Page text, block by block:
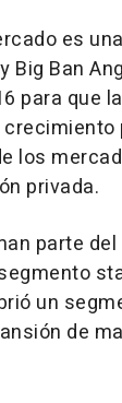
es
Big Ban
para que
los
privada.
parte
un
de